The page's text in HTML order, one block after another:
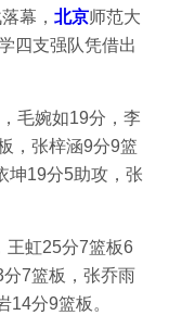
幕， 北京师范大
四支强队凭借出
毛婉如19分，李
，张梓涵9分9篮
坤19分5助攻，张
王虹25分7篮板6
7篮板，张乔雨
14分9篮板。